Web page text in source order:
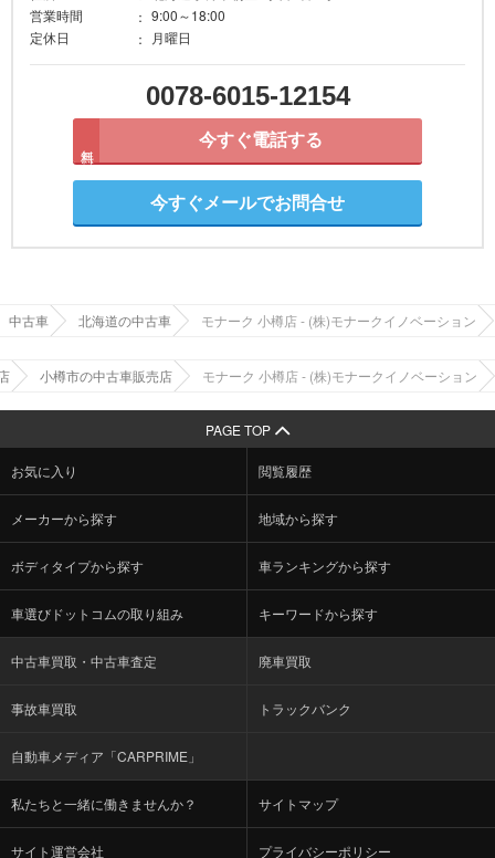
営業時間
9:00～18:00
定休日
月曜日
0078-6015-12154
今すぐ電話する
今すぐメールでお問合せ
中古車 北海道の中古車 モナーク 小樽店 - (株)モナークイノベーション
小樽市の中古車販売店 モナーク 小樽店 - (株)モナークイノベーション
PAGE TOP
お気に入り 閲覧履歴
メーカーから探す 地域から探す
ボディタイプから探す 車ランキングから探す
車選びドットコムの取り組み キーワードから探す
中古車買取・中古車査定 廃車買取
事故車買取 トラックバンク
自動車メディア「CARPRIME」
私たちと一緒に働きませんか？ サイトマップ
サイト運営会社 プライバシーポリシー